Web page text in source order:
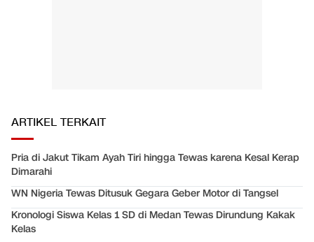
ARTIKEL TERKAIT
Pria di Jakut Tikam Ayah Tiri hingga Tewas karena Kesal Kerap
Dimarahi
WN Nigeria Tewas Ditusuk Gegara Geber Motor di Tangsel
Kronologi Siswa Kelas 1 SD di Medan Tewas Dirundung Kakak
Kelas